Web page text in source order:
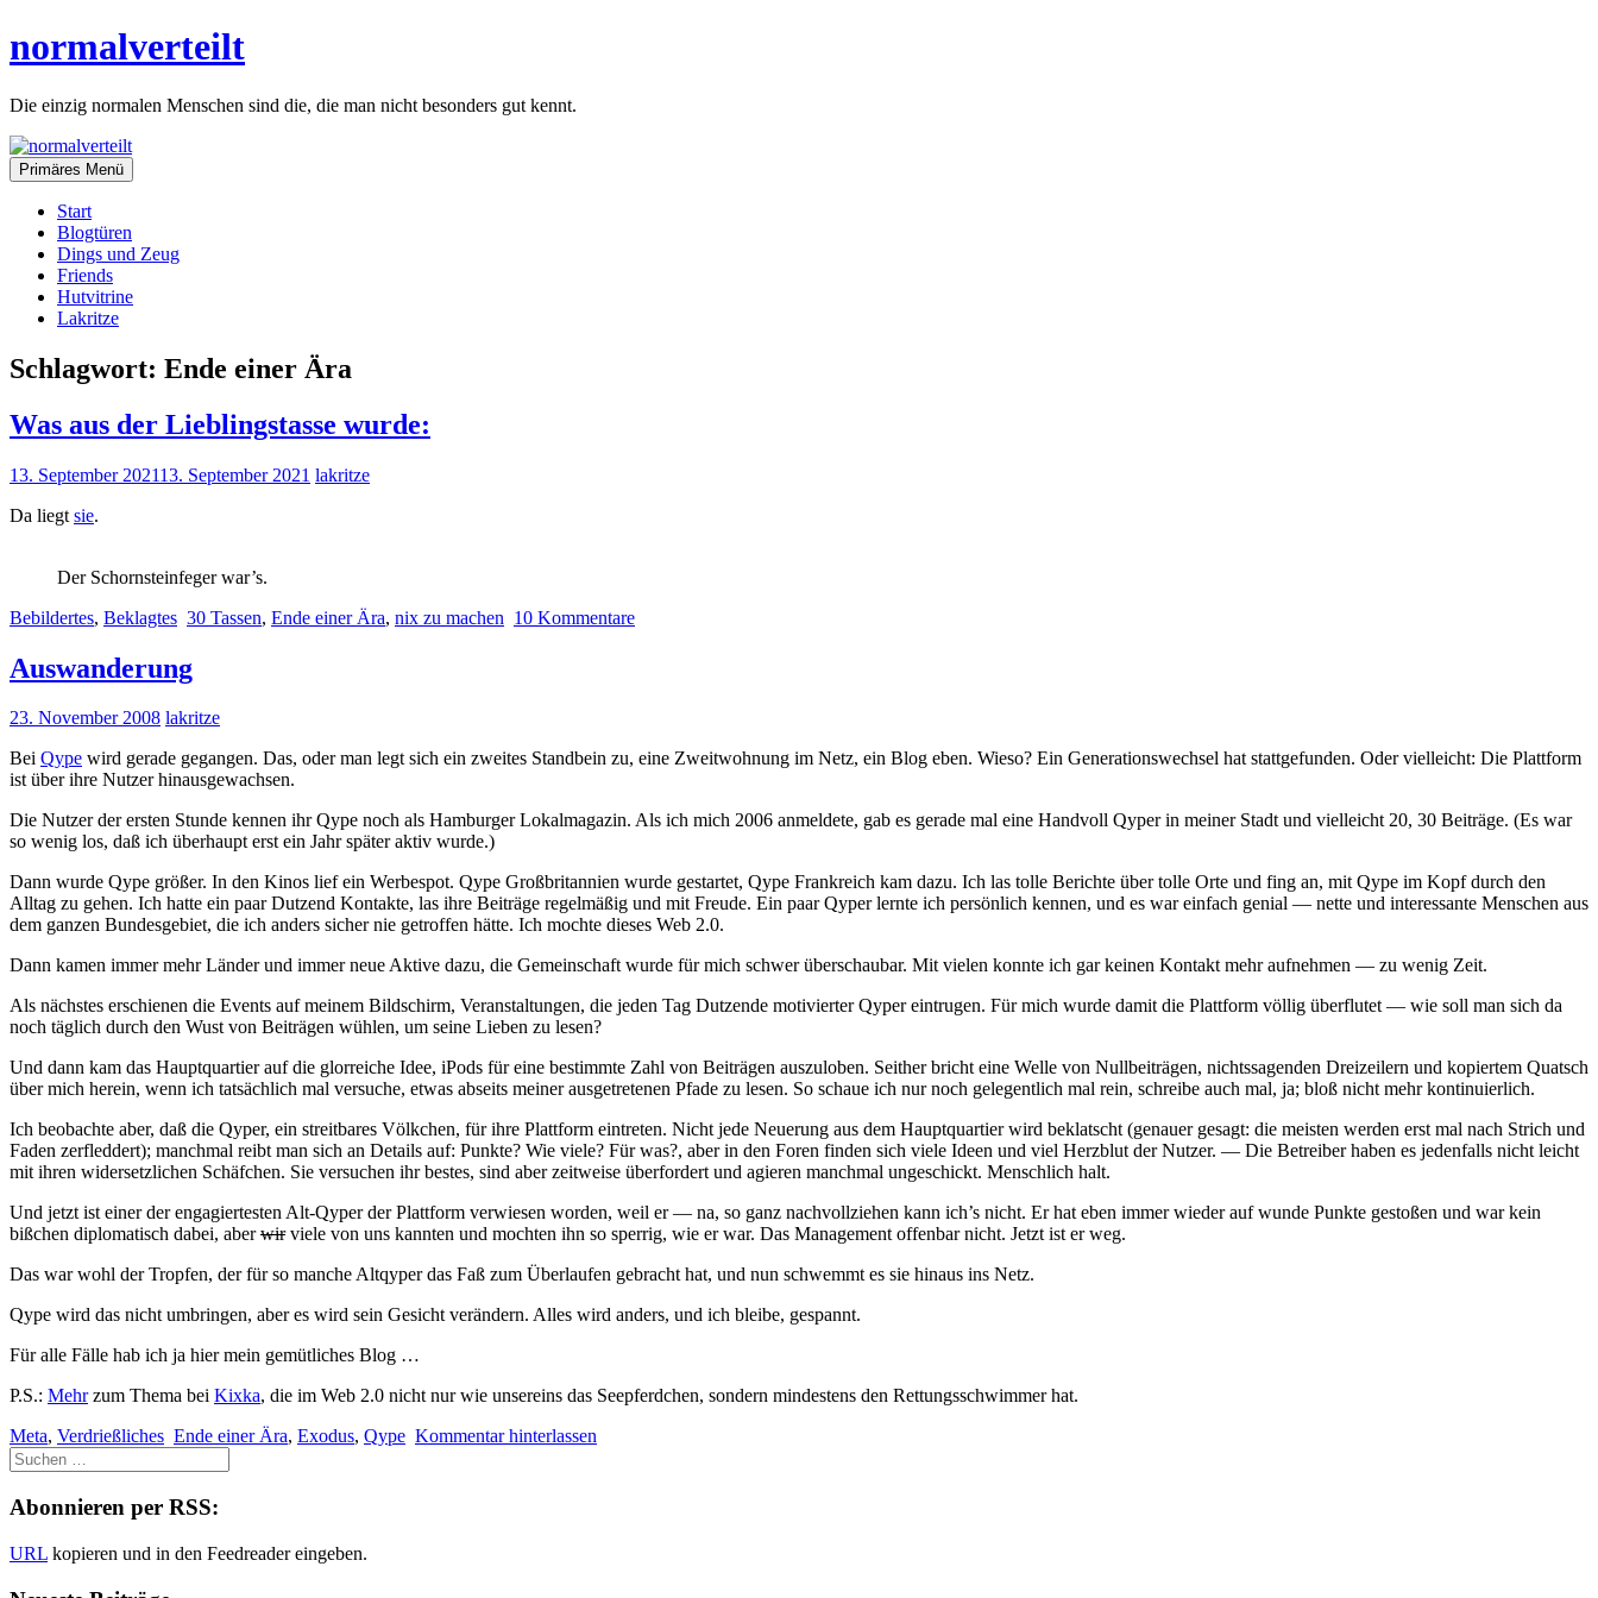
Inhalt
normalverteilt
Die einzig normalen Menschen sind die, die man nicht besonders gut kennt.
Primäres Menü
Start
Blogtüren
Dings und Zeug
Friends
Hutvitrine
Lakritze
Schlagwort: Ende einer Ära
Was aus der Lieblingstasse wurde:
13. September 202113. September 2021 lakritze
Da liegt sie.
Der Schornsteinfeger war’s.
Bebildertes, Beklagtes 30 Tassen, Ende einer Ära, nix zu machen 10 Kommentare
Auswanderung
23. November 2008 lakritze
Bei Qype wird gerade gegangen. Das, oder man legt sich ein zweites Standbein zu, eine Zweitwohnung im Netz, ein Blog eben. Wieso? Ein Generationswechsel hat stattgefunden. Oder vielleicht: Die Plattform
ist über ihre Nutzer hinausgewachsen.
Die Nutzer der ersten Stunde kennen ihr Qype noch als Hamburger Lokalmagazin. Als ich mich 2006 anmeldete, gab es gerade mal eine Handvoll Qyper in meiner Stadt und vielleicht 20, 30 Beiträge. (Es war
so wenig los, daß ich überhaupt erst ein Jahr später aktiv wurde.)
Dann wurde Qype größer. In den Kinos lief ein Werbespot. Qype Großbritannien wurde gestartet, Qype Frankreich kam dazu. Ich las tolle Berichte über tolle Orte und fing an, mit Qype im Kopf durch den
Alltag zu gehen. Ich hatte ein paar Dutzend Kontakte, las ihre Beiträge regelmäßig und mit Freude. Ein paar Qyper lernte ich persönlich kennen, und es war einfach genial — nette und interessante Menschen aus
dem ganzen Bundesgebiet, die ich anders sicher nie getroffen hätte. Ich mochte dieses Web 2.0.
Dann kamen immer mehr Länder und immer neue Aktive dazu, die Gemeinschaft wurde für mich schwer überschaubar. Mit vielen konnte ich gar keinen Kontakt mehr aufnehmen — zu wenig Zeit.
Als nächstes erschienen die Events auf meinem Bildschirm, Veranstaltungen, die jeden Tag Dutzende motivierter Qyper eintrugen. Für mich wurde damit die Plattform völlig überflutet — wie soll man sich da
noch täglich durch den Wust von Beiträgen wühlen, um seine Lieben zu lesen?
Und dann kam das Hauptquartier auf die glorreiche Idee, iPods für eine bestimmte Zahl von Beiträgen auszuloben. Seither bricht eine Welle von Nullbeiträgen, nichtssagenden Dreizeilern und kopiertem Quatsch
über mich herein, wenn ich tatsächlich mal versuche, etwas abseits meiner ausgetretenen Pfade zu lesen. So schaue ich nur noch gelegentlich mal rein, schreibe auch mal, ja; bloß nicht mehr kontinuierlich.
Ich beobachte aber, daß die Qyper, ein streitbares Völkchen, für ihre Plattform eintreten. Nicht jede Neuerung aus dem Hauptquartier wird beklatscht (genauer gesagt: die meisten werden erst mal nach Strich und
Faden zerfleddert); manchmal reibt man sich an Details auf: Punkte? Wie viele? Für was?, aber in den Foren finden sich viele Ideen und viel Herzblut der Nutzer. — Die Betreiber haben es jedenfalls nicht leicht
mit ihren widersetzlichen Schäfchen. Sie versuchen ihr bestes, sind aber zeitweise überfordert und agieren manchmal ungeschickt. Menschlich halt.
Und jetzt ist einer der engagiertesten Alt-Qyper der Plattform verwiesen worden, weil er — na, so ganz nachvollziehen kann ich’s nicht. Er hat eben immer wieder auf wunde Punkte gestoßen und war kein
bißchen diplomatisch dabei, aberwirviele von uns kannten und mochten ihn so sperrig, wie er war. Das Management offenbar nicht. Jetzt ist er weg.
Das war wohl der Tropfen, der für so manche Altqyper das Faß zum Überlaufen gebracht hat, und nun schwemmt es sie hinaus ins Netz.
Qype wird das nicht umbringen, aber es wird sein Gesicht verändern. Alles wird anders, und ich bleibe, gespannt.
Für alle Fälle hab ich ja hier mein gemütliches Blog …
P.S.: Mehrzum Thema bei Kixka, die im Web 2.0 nicht nur wie unsereins das Seepferdchen, sondern mindestens den Rettungsschwimmer hat.
Meta, Verdrießliches Ende einer Ära, Exodus, Qype Kommentar hinterlassen
Abonnieren per RSS:
URL kopieren und in den Feedreader eingeben.